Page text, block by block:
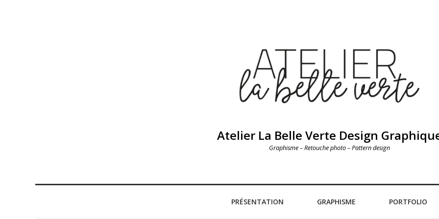
Atelier La Belle Verte Design
Graphisme – Retouche photo – Pattern design
PRÉSENTATION GRAPHISME PORTFOLIO